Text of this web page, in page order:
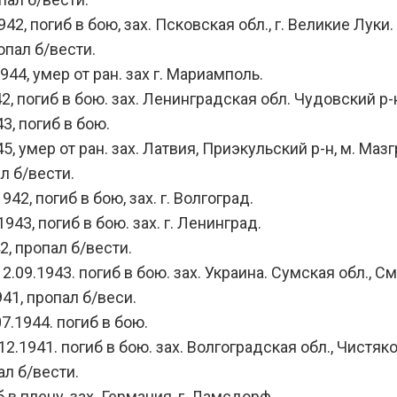
погиб в бою, зах. Псковская обл., г. Великие Луки.
б/вести.
умер от ран. зах г. Мариамполь.
в бою. зах. Ленинградская обл. Чудовский р-
погиб в бою.
от ран. зах. Латвия, Приэкульский р-н, м.
б/вести.
погиб в бою, зах. г. Волгоград.
погиб в бою. зах. г. Ленинград.
пропал б/вести.
погиб в бою. зах. Украина. Сумская обл.,
пропал б/веси.
погиб в бою.
погиб в бою. зах. Волгоградская обл.,
б/вести.